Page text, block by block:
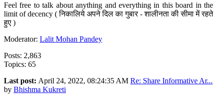
Feel free to talk about anything and everything in this board in the
limit of decency ( निकालिये अपने दिल का गुबार - शालीनता की सीमा में रहते
हुए )
Moderator: Lalit Mohan Pandey
Posts: 2,863
Topics: 65
Last post: April 24, 2022, 08:24:35 AM Re: Share Informative Ar...
by Bhishma Kukreti